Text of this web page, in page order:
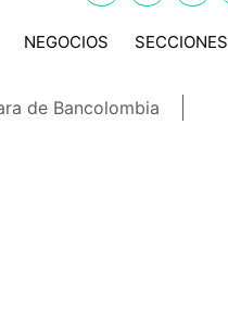
NEGOCIOS SECCIONES
de Bancolombia